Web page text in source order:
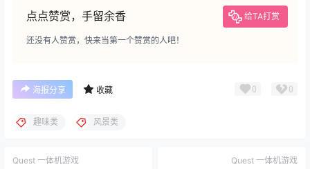
点点赞赏，手留余香 给TA打赏
还没有人赞赏，快来当第一个赞赏的人吧！
海报分享 收藏 0 0
趣味类 风景类
Quest 一体机游戏 Quest 一体机游戏